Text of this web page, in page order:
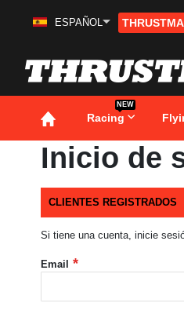
ESPAÑOL
Racing
NEW
Inicio de
CLIENTES REGISTRADOS
Si tiene una cuenta, inicie
Email